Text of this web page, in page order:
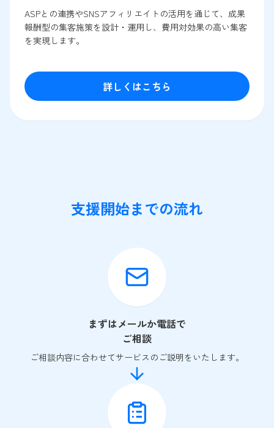
ASPとの連携やSNSアフィリエイトの活用を通じて、成果
報酬型の集客施策を設計・運用し、費用対効果の高い集客
を実現します。
詳しくはこちら
支援開始までの流れ
まずはメールか電話で
ご相談
ご相談内容に合わせてサービスのご説明をいたします。